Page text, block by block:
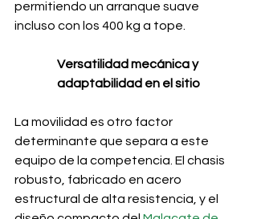
permitiendo un arranque suave
incluso con los 400 kg a tope.
Versatilidad mecánica y
adaptabilidad en el sitio
La movilidad es otro factor
determinante que separa a este
equipo de la competencia. El chasis
robusto, fabricado en acero
estructural de alta resistencia, y el